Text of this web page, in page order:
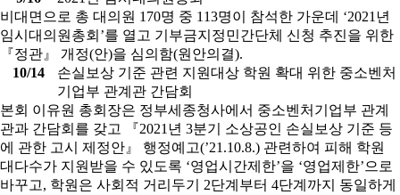
비대면으로 총 대의원 170명 중 113명이 참석한 가운데 ‘2021년
임시대의원총회’를 열고 기부금지정민간단체 신청 추진을 위한
『정관』 개정(안)을 심의함(원안의결).
10/14
손실보상 기준 관련 지원대상 학원 확대 위한 중소벤처
기업부 관계관 간담회
본회 이유원 총회장은 정부세종청사에서 중소벤처기업부 관계
관과 간담회를 갖고 『2021년 3분기 소상공인 손실보상 기준 등
에 관한 고시 제정안』 행정예고(’21.10.8.) 관련하여 피해 학원
대다수가 지원받을 수 있도록 ‘영업시간제한’을 ‘영업제한’으로
바꾸고, 학원은 사회적 거리두기 2단계부터 4단계까지 동일하게